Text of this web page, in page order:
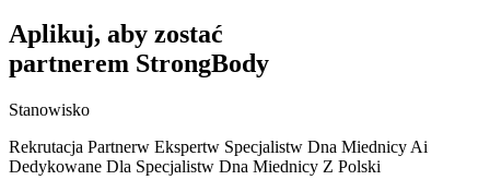
Aplikuj, aby zostać
partnerem StrongBody
Stanowisko
Rekrutacja Partnerw Ekspertw Specjalistw Dna Miednicy Ai
Dedykowane Dla Specjalistw Dna Miednicy Z Polski